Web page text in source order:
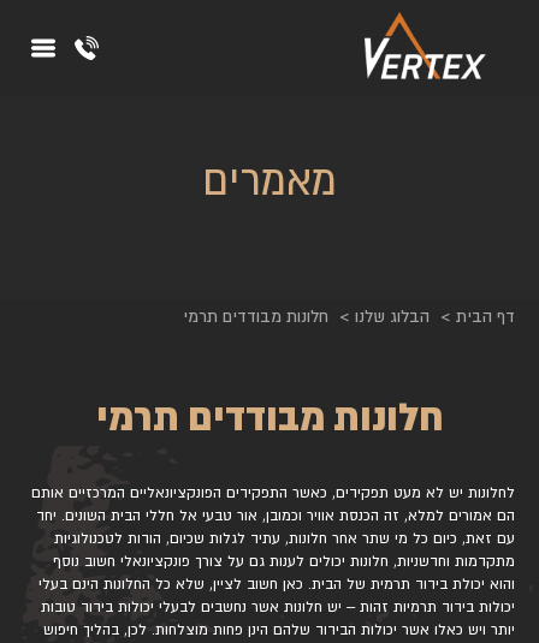
מאמרים
דף הבית הבלוג שלנו חלונות מבודדים תרמי
חלונות מבודדים תרמי
לחלונות יש לא מעט תפקידים, כאשר התפקידים הפונקציונאליים המרכזיים אותם
הם אמורים למלא, זה הכנסת אוויר וכמובן, אור טבעי אל חללי הבית השונים. יחד
עם זאת, כיום כל מי שתר אחר חלונות, עתיד לגלות שכיום, הודות לטכנולוגיות
מתקדמות וחדשניות, חלונות יכולים לענות גם על צורך פונקציונאלי חשוב נוסף
והוא יכולת בידוד תרמית של הבית. כאן חשוב לציין, שלא כל החלונות הינם בעלי
יכולות בידוד תרמיות זהות – יש חלונות אשר נחשבים לבעלי יכולות בידוד טובות
יותר ויש כאלו אשר יכולות הבידוד שלהם הינן פחות מוצלחות. לכן, בהליך חיפוש